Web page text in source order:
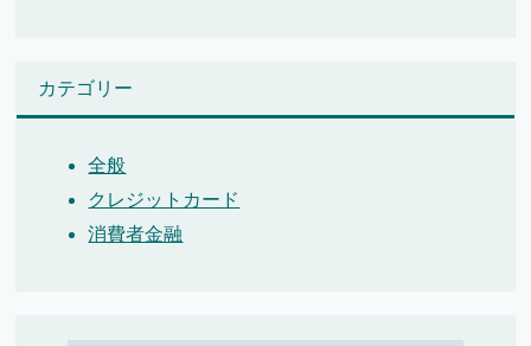
カテゴリー
全般
クレジットカード
消費者金融